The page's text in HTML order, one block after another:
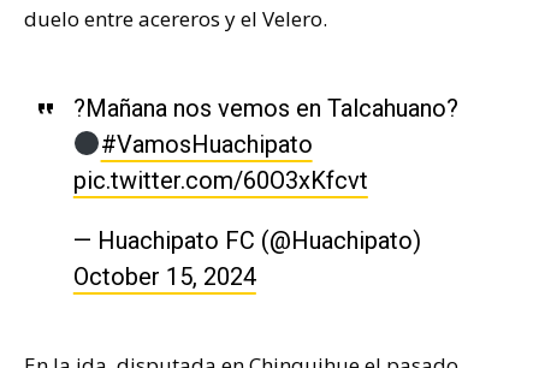
duelo entre acereros y el Velero.
?Mañana nos vemos en Talcahuano?
#VamosHuachipato
pic.twitter.com/60O3xKfcvt
— Huachipato FC (@Huachipato)
October 15, 2024